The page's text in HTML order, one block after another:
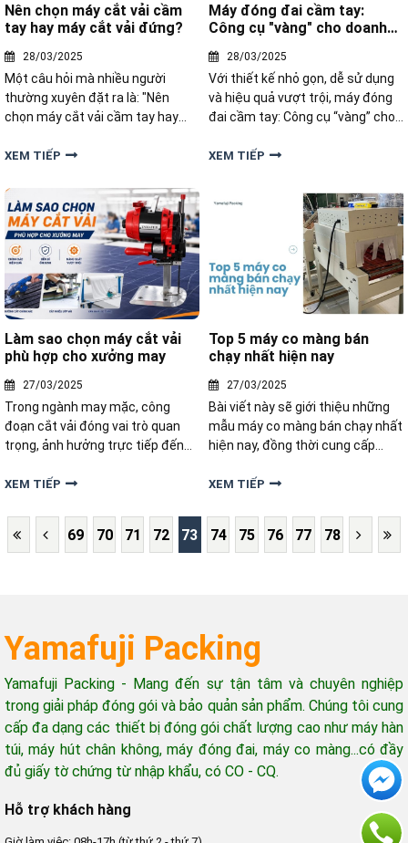
Nên chọn máy cắt vải cầm
tay hay máy cắt vải đứng?
28/03/2025
Một câu hỏi mà nhiều người
thường xuyên đặt ra là: "Nên
chọn máy cắt vải cầm tay hay
đều có những đặc điểm riêng
này nha
XEM TIẾP
Máy đóng đai cầm tay:
Công cụ "vàng" cho doanh
28/03/2025
Với thiết kế nhỏ gọn, dễ sử dụng
và hiệu quả vượt trội, máy đóng
đai cầm tay: Công cụ “vàng” cho
XEM TIẾP
Làm sao chọn máy cắt vải
phù hợp cho xưởng may
27/03/2025
Trong ngành may mặc, công
đoạn cắt vải đóng vai trò quan
trọng, ảnh hưởng trực tiếp đến
nguyên liệu và chất lượng thành
máy cắt vải đáp ứng đúng nhu
cầu sản xuất?
XEM TIẾP
Top 5 máy co màng bán
chạy nhất hiện nay
27/03/2025
Bài viết này sẽ giới thiệu những
mẫu máy co màng bán chạy nhất
hiện nay, đồng thời cung cấp
được sản phẩm phù hợp nhất
XEM TIẾP
69 70 71 72 73 74 75 76 77 78
Yamafuji Packing
Yamafuji Packing - Mang đến sự tận tâm và chuyên nghiệp
trong giải pháp đóng gói và bảo quản sản phẩm. Chúng tôi cung
cấp đa dạng các thiết bị đóng gói chất lượng cao như máy hàn
túi, máy hút chân không, máy đóng đai, máy co màng...có đầy
đủ giấy tờ chứng từ nhập khẩu, có CO - CQ.
Hỗ trợ khách hàng